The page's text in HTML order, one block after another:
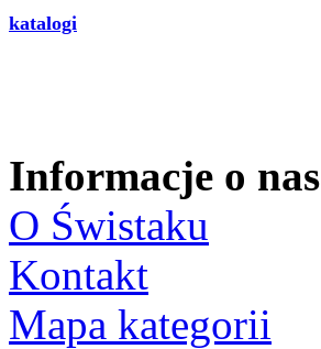
katalogi
Informacje o nas
O Świstaku
Kontakt
Mapa kategorii